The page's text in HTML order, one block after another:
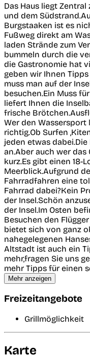
Das Haus liegt
und dem
Burgstaaken ist es
Fußweg direkt am
laden Strände zum
bummeln durch die
die Gastronomie hat
geben wir Ihnen
muss man auf der
besuchen.Ein Muss
liefert Ihnen die
frische
Wer den Wassersport
richtig.Ob Surfen
jeden etwas
an.Aber auch wer
kurz.Es gibt einen 18-
Meerblick.Aufgrund
Fahrradfahren eine
Fahrrad dabei?Kein
der Insel.Schön
der Insel.Im Osten
Besuchen den
bietet sich von ganz
nahegelegenen
Altstadt ist auch ein
mehr,fragen Sie uns
mehr Tipps für einen
Mehr anzeigen
Freizeitangebote
Grillmöglichkeit
Karte